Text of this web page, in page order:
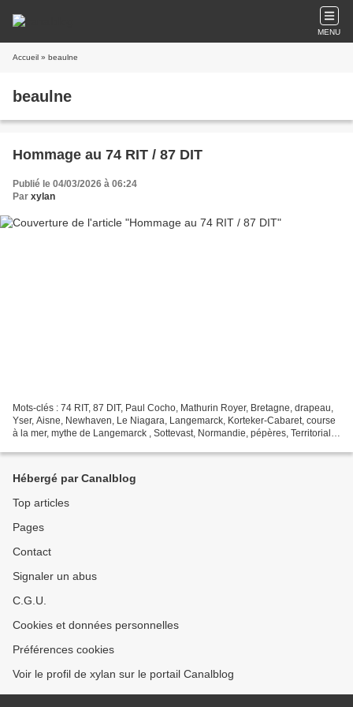
MENU
Accueil » beaulne
beaulne
Hommage au 74 RIT / 87 DIT
Publié le 04/03/2026 à 06:24
Par xylan
Mots-clés : 74 RIT, 87 DIT, Paul Cocho, Mathurin Royer, Bretagne, drapeau,
Yser, Aisne, Newhaven, Le Niagara, Langemarck, Korteker-Cabaret, course
à la mer, mythe de Langemarck , Sottevast, Normandie, pépères, Territoriale,
Hébergé par Canalblog
Top articles
Pages
Contact
Signaler un abus
C.G.U.
Cookies et données personnelles
Préférences cookies
Voir le profil de xylan sur le portail Canalblog